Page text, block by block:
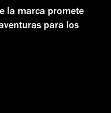
la marca promete
para los